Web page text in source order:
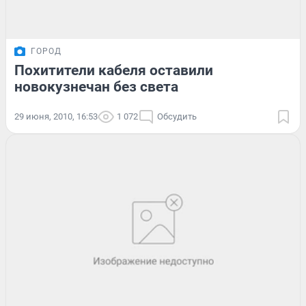
ГОРОД
Похитители кабеля оставили
новокузнечан без света
29 июня, 2010, 16:53 1 072 Обсудить